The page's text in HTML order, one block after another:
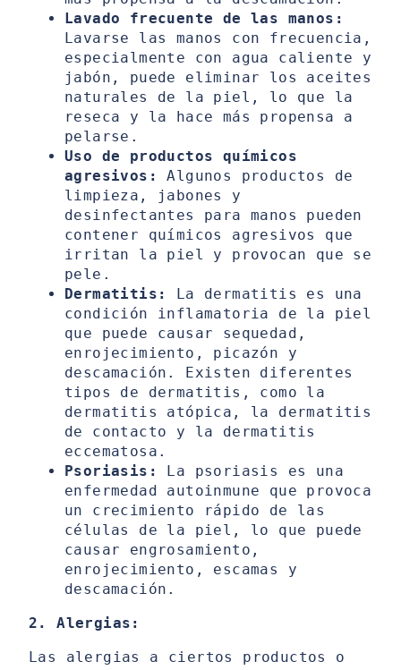
Lavado frecuente de las manos:
Lavarse las manos con frecuencia,
especialmente con agua caliente y
jabón, puede eliminar los aceites
naturales de la piel, lo que la
reseca y la hace más propensa a
pelarse.
Uso de productos químicos
agresivos:
Algunos productos de
limpieza, jabones y
desinfectantes para manos pueden
contener químicos agresivos que
irritan la piel y provocan que se
pele.
Dermatitis:
La dermatitis es una
condición inflamatoria de la piel
que puede causar sequedad,
enrojecimiento, picazón y
descamación. Existen diferentes
tipos de dermatitis, como la
dermatitis atópica, la dermatitis
de contacto y la dermatitis
eccematosa.
Psoriasis:
La psoriasis es una
enfermedad autoinmune que provoca
un crecimiento rápido de las
células de la piel, lo que puede
causar engrosamiento,
enrojecimiento, escamas y
descamación.
2. Alergias:
Las alergias a ciertos productos o